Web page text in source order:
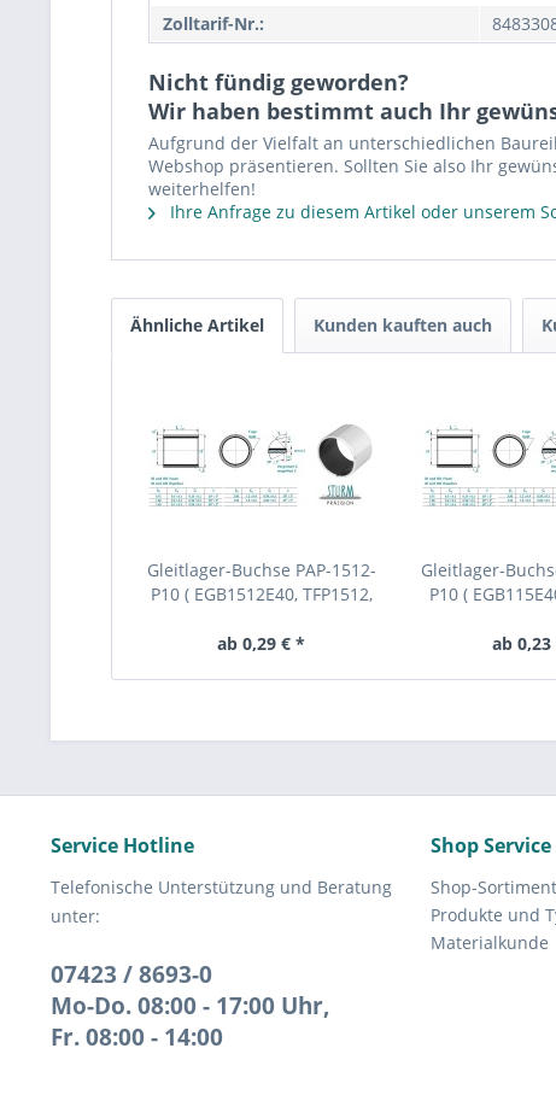
Zolltarif-Nr.:
Nicht fündig geworden?
Wir haben bestimmt auch Ihr
Aufgrund der Vielfalt an unterschiedlichen
Webshop präsentieren. Sollten Sie also Ihr
weiterhelfen!
Ihre Anfrage zu diesem Artikel oder unserem
Ähnliche Artikel Kunden kauften auch
Gleitlager-Buchse PAP-1512-
P10 ( EGB1512E40, TFP1512,
ab 0,29 € *
Gleitlager-
P10 (
ab
Service Hotline
Telefonische Unterstützung und Beratung
unter:
07423 / 8693-0
Mo-Do. 08:00 - 17:00 Uhr,
Fr. 08:00 - 14:00
Shop Service
Shop-Sortiment
Produkte und
Materialkunde